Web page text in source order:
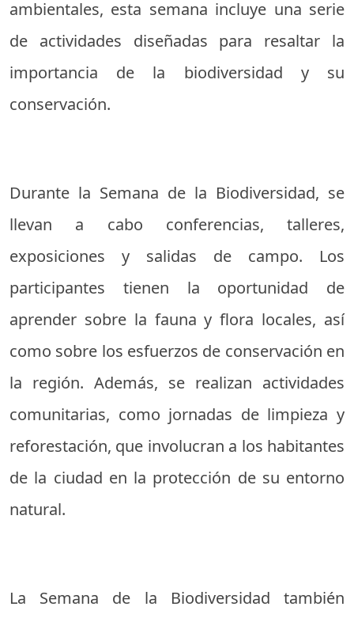
ambientales, esta semana incluye una serie
de actividades diseñadas para resaltar la
importancia de la biodiversidad y su
conservación.
Durante la Semana de la Biodiversidad, se
llevan a cabo conferencias, talleres,
exposiciones y salidas de campo. Los
participantes tienen la oportunidad de
aprender sobre la fauna y flora locales, así
como sobre los esfuerzos de conservación en
la región. Además, se realizan actividades
comunitarias, como jornadas de limpieza y
reforestación, que involucran a los habitantes
de la ciudad en la protección de su entorno
natural.
La Semana de la Biodiversidad también